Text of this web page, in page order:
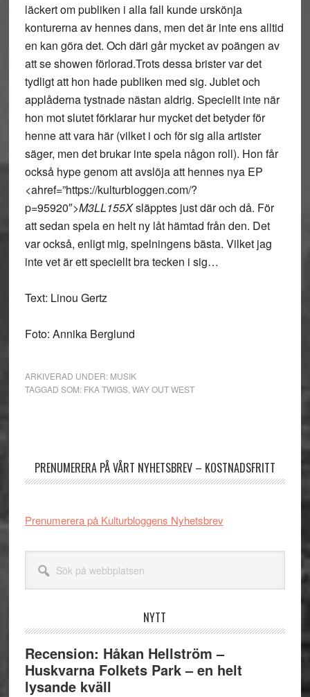
läckert om publiken i alla fall kunde urskönja
konturerna av hennes dans, men det är inte ens alltid
en kan göra det. Och däri går mycket av poängen av
att se showen förlorad.Trots dessa brister var det
tydligt att hon hade publiken med sig. Jublet och
applåderna tystnade nästan aldrig. Speciellt inte när
hon mot slutet förklarar hur mycket det betyder för
henne att vara här (vilket i och för sig alla artister
säger, men det brukar inte spela någon roll). Hon får
också hype genom att avslöja att hennes nya EP
<ahref=”https://kulturbloggen.com/?
p=95920″>M3LL155Xsläpptes just där och då. För
att sedan spela en helt ny låt hämtad från den. Det
var också, enligt mig, spelningens bästa. Vilket jag
inte vet är ett speciellt bra tecken i sig…
Text: Linou Gertz
Foto: Annika Berglund
ARKIVERAD UNDER: MUSIK
TAGGAD SOM: FKA TWIGS, WAY OUT WEST
PRENUMERERA PÅ VÅRT NYHETSBREV – KOSTNADSFRITT
Prenumerera på Kulturbloggens Nyhetsbrev
webbplatsen
NYTT
Recension: Håkan Hellström –
Huskvarna Folkets Park – en helt
lysande kväll